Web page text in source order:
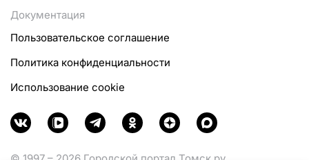
Документация
Пользовательское соглашение
Политика конфиденциальности
Использование cookie